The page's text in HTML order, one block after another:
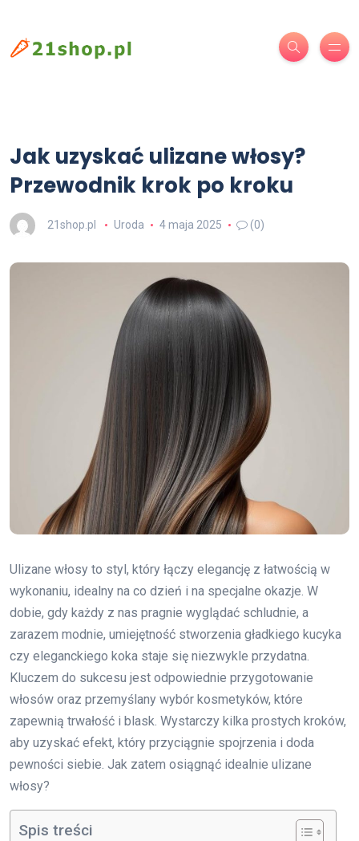
Jak uzyskać ulizane włosy?
Przewodnik krok po kroku
21shop.pl Uroda 4 maja 2025 (0)
Ulizane włosy to styl, który łączy elegancję z łatwością w
wykonaniu, idealny na co dzień i na specjalne okazje. W
dobie, gdy każdy z nas pragnie wyglądać schludnie, a
zarazem modnie, umiejętność stworzenia gładkiego kucyka
czy eleganckiego koka staje się niezwykle przydatna.
Kluczem do sukcesu jest odpowiednie przygotowanie
włosów oraz przemyślany wybór kosmetyków, które
zapewnią trwałość i blask. Wystarczy kilka prostych kroków,
aby uzyskać efekt, który przyciągnie spojrzenia i doda
pewności siebie. Jak zatem osiągnąć idealnie ulizane
włosy?
Spis treści